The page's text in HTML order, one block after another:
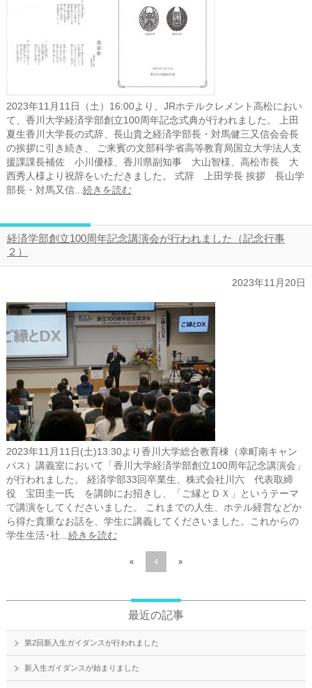
2023年11月11日（土）16:00より、JRホテルクレメント高松におい
て、香川大学経済学部創立100周年記念式典が行われました。 上田
夏生香川大学長の式辞、長山貴之経済学部長・対馬健三又信会会長
の挨拶に引き続き、 ご来賓の文部科学省高等教育局国立大学法人支
援課課長補佐 小川優様、香川県副知事 大山智様、高松市長 大
西秀人様より祝辞をいただきました。 式辞 上田学長 挨拶 長山学
部長・対馬又信... 続きを読む
経済学部創立100周年記念講演会が行われました（記念行事
２）
2023年11月20日
2023年11月11日(土)13:30より香川大学総合教育棟（幸町南キャン
パス）講義室において「香川大学経済学部創立100周年記念講演会」
が行われました。 経済学部33回卒業生、株式会社川六 代表取締
役 宝田圭一氏 を講師にお招きし、「ご縁とＤＸ」というテーマ
で講演をしてくださいました。 これまでの人生、ホテル経営などか
ら得た貴重なお話を、学生に講義してくださいました。これからの
学生生活･社... 続きを読む
« 4 »
最近の記事
第2回新入生ガイダンスが行われました
新入生ガイダンスが始まりました